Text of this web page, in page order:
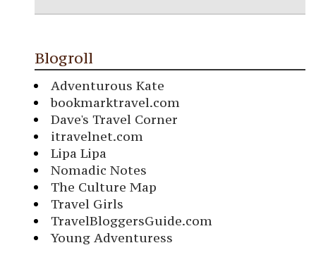
Blogroll
Adventurous Kate
bookmarktravel.com
Dave's Travel Corner
itravelnet.com
Lipa Lipa
Nomadic Notes
The Culture Map
Travel Girls
TravelBloggersGuide.com
Young Adventuress